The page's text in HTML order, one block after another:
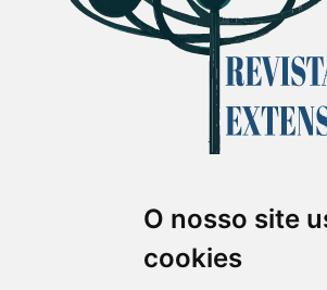
O nosso site
cookies
Revista Extensão em
ISSN 2358-7180 (on-